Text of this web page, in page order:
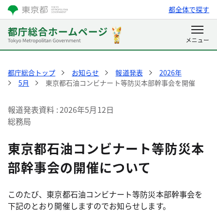
都全体で探す
都庁総合トップ お知らせ 報道発表
2026年
5月
東京都石油コンビナート等防災本部幹事会を開催
報道発表資料 2026年5月12日
総務局
東京都石油コンビナート等防災本
部幹事会の開催について
このたび、東京都石油コンビナート等防災本部幹事会を
下記のとおり開催しますのでお知らせします。